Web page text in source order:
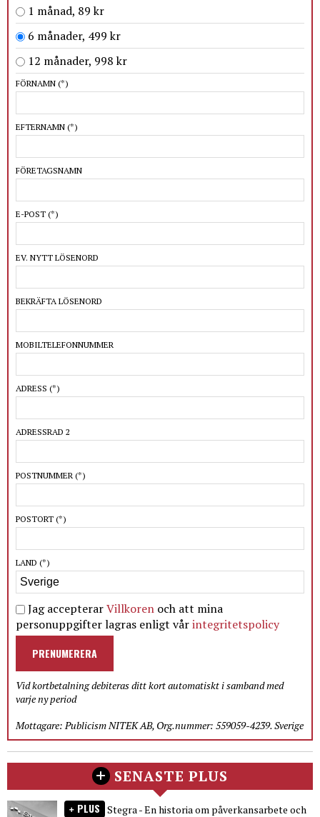
1 månad, 89 kr
6 månader, 499 kr
12 månader, 998 kr
FÖRNAMN (*)
EFTERNAMN (*)
FÖRETAGSNAMN
E-POST (*)
EV. NYTT LÖSENORD
BEKRÄFTA LÖSENORD
MOBILTELEFONNUMMER
ADRESS (*)
ADRESSRAD 2
POSTNUMMER (*)
POSTORT (*)
LAND (*)
Jag accepterarVillkoren och att mina
personuppgifter lagras enligt vårintegritetspolicy
PRENUMERERA
Vid kortbetalning debiteras ditt kort automatiskt i samband med
varje ny period
Mottagare: Publicism NITEK AB, Org.nummer: 559059-4239. Sverige
SENASTE PLUS
PLUS Stegra - En historia om påverkansarbete och